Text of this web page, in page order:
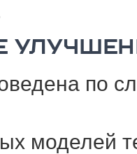
по
моделей